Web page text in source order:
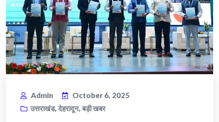
Admin
October 6, 2025
उत्तराखंड, देहरादून, बड़ी खबर